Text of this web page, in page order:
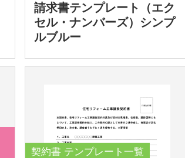
請求書テンプレート（エク
セル・ナンバーズ）シンプ
ルブルー
契約書 テンプレート一覧